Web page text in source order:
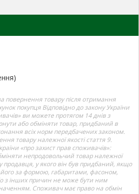
повернення товару після отримання
покупця Відповідно до закону України
ви можете протягом 14 днів з
або обміняти товар, придбаний в
всіх норм передбачених законом.
товару належної якості стаття 9.
«про захист прав споживачів»:
непродовольчий товар належної
продавця, у якого він був придбаний, якщо
за формою, габаритами, фасоном,
з інших причин не може бути ним
Споживач має право на обмін